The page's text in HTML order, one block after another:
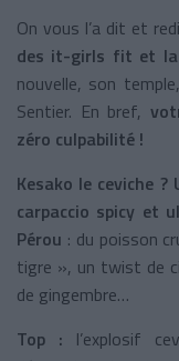
On vous l’a dit et
des it-girls fit et la
nouvelle, son
Sentier. En bref,
zéro culpabilité !
Kesako le ceviche
carpaccio spicy et
Pérou : du poisson
tigre », un twist de
de gingembre…
Top : l’explosif